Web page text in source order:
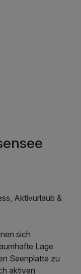
Aktivurlaub &
sich
Lage
Seenplatte zu
aktiven